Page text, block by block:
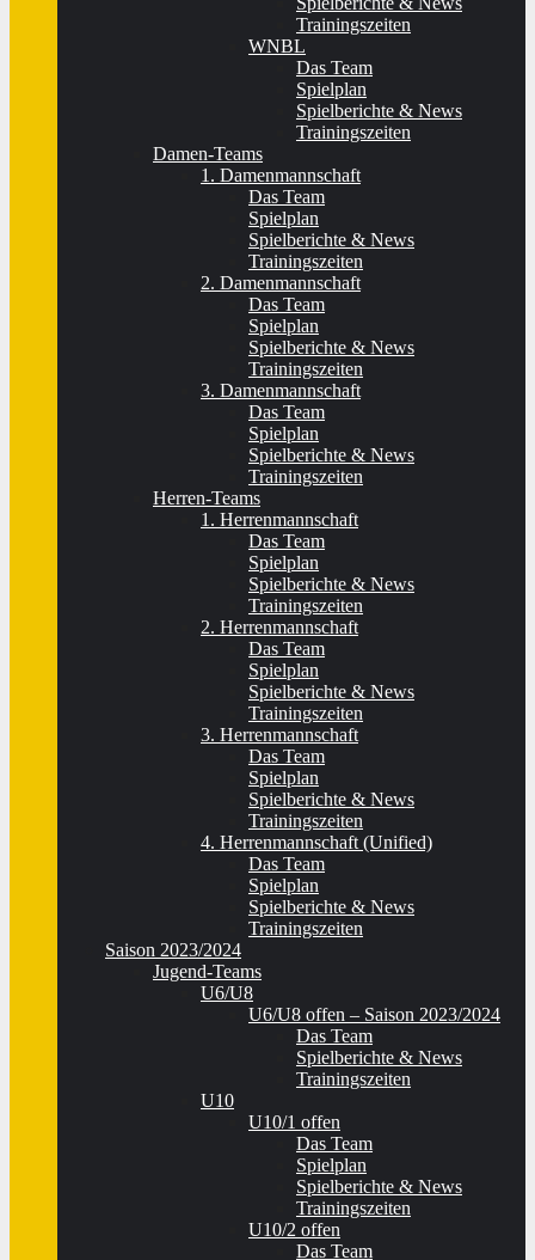
Trainingszeiten
WNBL
Das Team
Spielplan
Spielberichte & News
Trainingszeiten
Damen-Teams
1. Damenmannschaft
Das Team
Spielplan
Spielberichte & News
Trainingszeiten
2. Damenmannschaft
Das Team
Spielplan
Spielberichte & News
Trainingszeiten
3. Damenmannschaft
Das Team
Spielplan
Spielberichte & News
Trainingszeiten
Herren-Teams
1. Herrenmannschaft
Das Team
Spielplan
Spielberichte & News
Trainingszeiten
2. Herrenmannschaft
Das Team
Spielplan
Spielberichte & News
Trainingszeiten
3. Herrenmannschaft
Das Team
Spielplan
Spielberichte & News
Trainingszeiten
4. Herrenmannschaft (Unified)
Das Team
Spielplan
Spielberichte & News
Trainingszeiten
Saison 2023/2024
Jugend-Teams
U6/U8
U6/U8 offen – Saison 2023/2024
Das Team
Spielberichte & News
Trainingszeiten
U10
U10/1 offen
Das Team
Spielplan
Spielberichte & News
Trainingszeiten
U10/2 offen
Das Team